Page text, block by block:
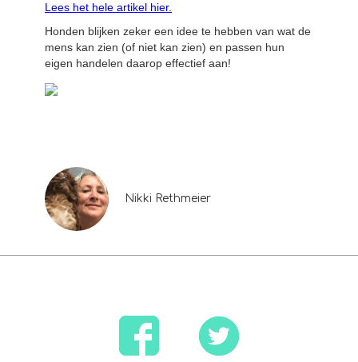
Lees het hele artikel hier.
Honden blijken zeker een idee te hebben van wat de
mens kan zien (of niet kan zien) en passen hun
eigen handelen daarop effectief aan!
Nikki Rethmeier